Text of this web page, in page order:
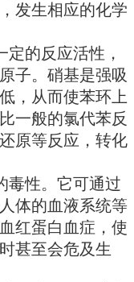
发生相应的化学
定的反应活性，
子。硝基是强吸
，从而使苯环上
一般的氯代苯反
原等反应，转化
毒性。它可通过
体的血液系统等
红蛋白血症，使
甚至会危及生